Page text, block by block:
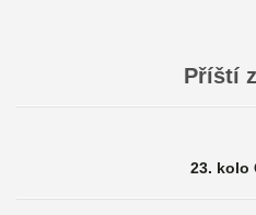
Příští
23. kolo